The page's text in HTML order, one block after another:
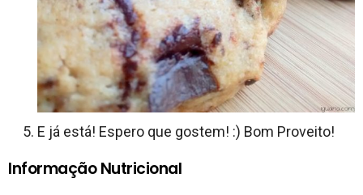
E já está! Espero que gostem! :) Bom Proveito!
Informação Nutricional